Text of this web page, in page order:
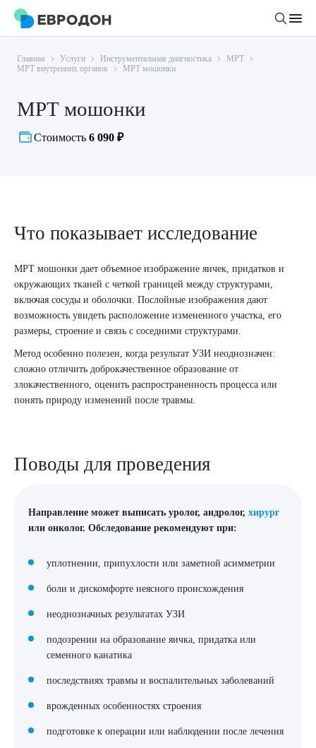
Личный кабинет
О компании
Новости
Врачам
Политика конфиденциальности
Пользовательское соглашение
Врачи
Лабораторная диагностика
Хирургический стационар
Подготовка к анализам
Подготовка к диагностике
ДМС
Филиалы
Главная Услуги Инструментальная диагностика
МРТ
МРТ внутренних органов
МРТ мошонки
МРТ мошонки
Стоимость 6 090 ₽
Что показывает исследование
МРТ мошонки дает объемное изображение яичек, придатков и
окружающих тканей с четкой границей между структурами,
включая сосуды и оболочки. Послойные изображения дают
возможность увидеть расположение измененного участка, его
размеры, строение и связь с соседними структурами.
Метод особенно полезен, когда результат УЗИ неоднозначен:
сложно отличить доброкачественное образование от
злокачественного, оценить распространенность процесса или
понять природу изменений после травмы.
Поводы для проведения
Направление может выписать уролог, андролог,хирург
или онколог. Обследование рекомендуют при:
уплотнении, припухлости или заметной асимметрии
боли и дискомфорте неясного происхождения
неоднозначных результатах УЗИ
подозрении на образование яичка, придатка или
семенного канатика
последствиях травмы и воспалительных заболеваний
врожденных особенностях строения
подготовке к операции или наблюдении после лечения